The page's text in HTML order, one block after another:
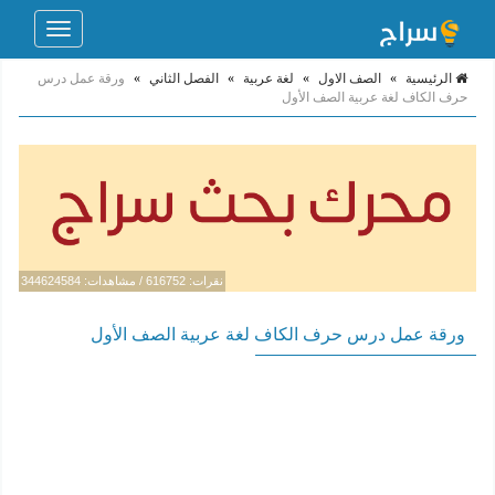
Toggle
الرئيسية » الصف الاول » لغة عربية » الفصل الثاني »
ورقة عمل درس
حرف الكاف لغة عربية الصف الأول
نقرات: 616752 / مشاهدات: 344624584
ورقة عمل درس حرف الكاف لغة عربية الصف الأول